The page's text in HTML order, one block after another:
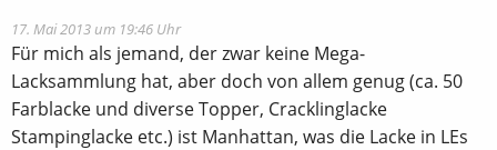
17. Mai 2013 um 19:46 Uhr
Für mich als jemand, der zwar keine Mega-
Lacksammlung hat, aber doch von allem genug (ca. 50
Farblacke und diverse Topper, Cracklinglacke
Stampinglacke etc.) ist Manhattan, was die Lacke in LEs